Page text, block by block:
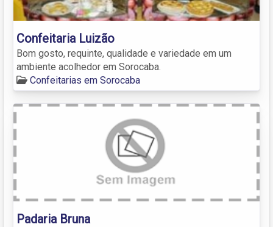
Confeitaria Luizão
Bom gosto, requinte, qualidade e variedade em um
ambiente acolhedor em Sorocaba.
Confeitarias em Sorocaba
Padaria Bruna